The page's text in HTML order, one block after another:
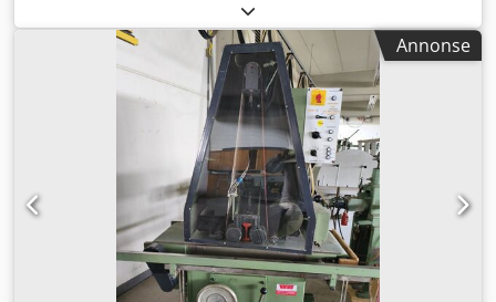
Annonse